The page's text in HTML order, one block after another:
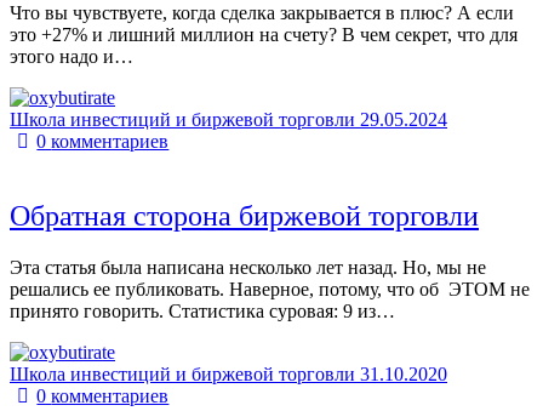
Что вы чувствуете, когда сделка закрывается в плюс? А если
это +27% и лишний миллион на счету? В чем секрет, что для
этого надо и…
Школа инвестиций и биржевой торговли 29.05.2024
0комментариев
Обратная сторона биржевой торговли
Эта статья была написана несколько лет назад. Но, мы не
решались ее публиковать. Наверное, потому, что об ЭТОМ не
принято говорить. Статистика суровая: 9 из…
Школа инвестиций и биржевой торговли 31.10.2020
0комментариев